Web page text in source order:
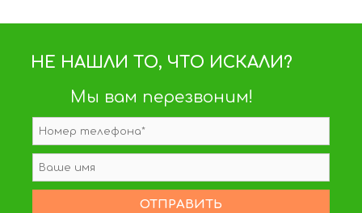
НЕ НАШЛИ ТО, ЧТО ИСКАЛИ?
Мы вам перезвоним!